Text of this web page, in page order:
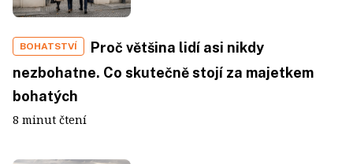
BOHATSTVÍ
Proč většina lidí asi nikdy
nezbohatne. Co skutečně stojí za majetkem
bohatých
8 minut čtení